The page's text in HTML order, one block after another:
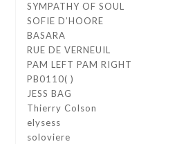
SYMPATHY OF SOUL
SOFIE D’HOORE
BASARA
RUE DE VERNEUIL
PAM LEFT PAM RIGHT
PB0110( )
JESS BAG
Thierry Colson
elysess
soloviere